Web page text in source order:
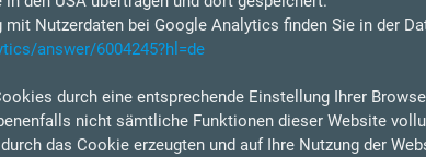
Nutzerdaten bei Google Analytics finden Sie in der
answer/6004245?hl=de
durch eine entsprechende Einstellung Ihrer
nicht sämtliche Funktionen dieser Website
das Cookie erzeugten und auf Ihre Nutzung der